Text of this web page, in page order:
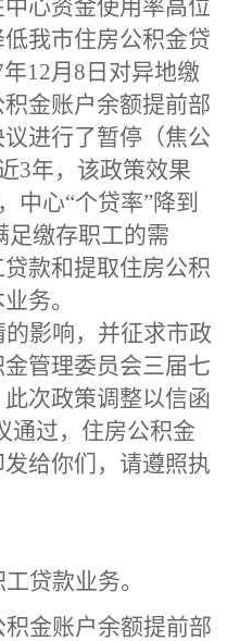
心资金使用率高位
我市住房公积金贷
12月8日对异地缴
金账户余额提前部
进行了暂停（焦公
3年，该政策效果
中心“个贷率”降到
足缴存职工的需
款和提取住房公积
务。
影响，并征求市政
管理委员会三届七
此次政策调整以信函
过， 住房公积金
发给你们，请遵照执
贷款业务。
金账户余额提前部